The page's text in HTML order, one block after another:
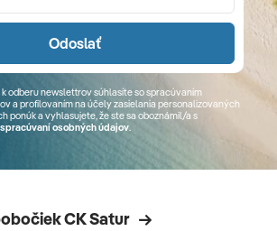
Odoslať
k odberu newslettrov súhlasíte so spracúvaním
a profilovaním na účely zasielania personalizovaných
ponúk a vyhlasujete, že ste sa oboznámil/a s
osobných údajov.
CK Satur